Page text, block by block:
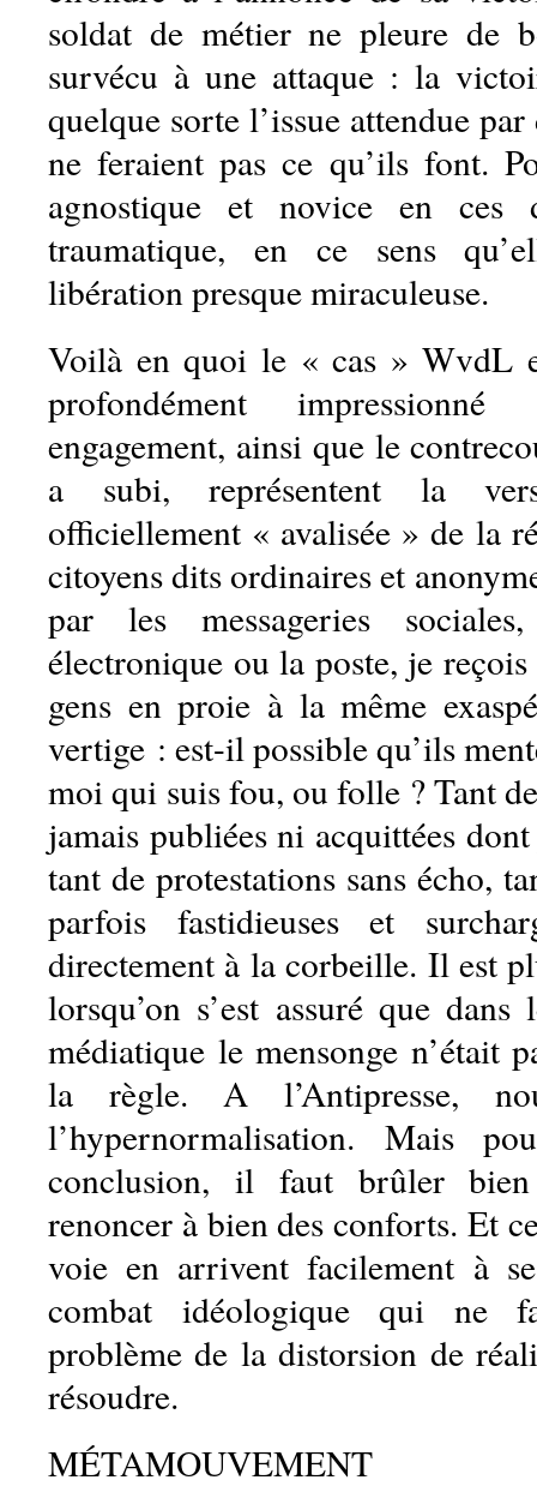
soldat de métier ne pleure de
survécu à une attaque : la
quelque sorte l’issue attendue
ne feraient pas ce qu’ils font.
agnostique et novice en ces
traumatique, en ce sens
libération presque miraculeuse.
Voilà en quoi le « cas » WvdL
profondément
engagement, ainsi que le
a subi, représentent la
officiellement « avalisée » de la
citoyens dits ordinaires et
par les messageries
électronique ou la poste, je reçois
gens en proie à la même
vertige : est-il possible qu’ils
moi qui suis fou, ou folle ? Tant
jamais publiées ni acquittées
tant de protestations sans écho,
parfois fastidieuses et
directement à la corbeille. Il est
lorsqu’on s’est assuré que
médiatique le mensonge n’était
la règle. A l’Antipresse,
l’hypernormalisation. Mais
conclusion, il faut brûler
renoncer à bien des conforts. Et
voie en arrivent facilement à
combat idéologique qui ne
problème de la distorsion de
résoudre.
MÉTAMOUVEMENT